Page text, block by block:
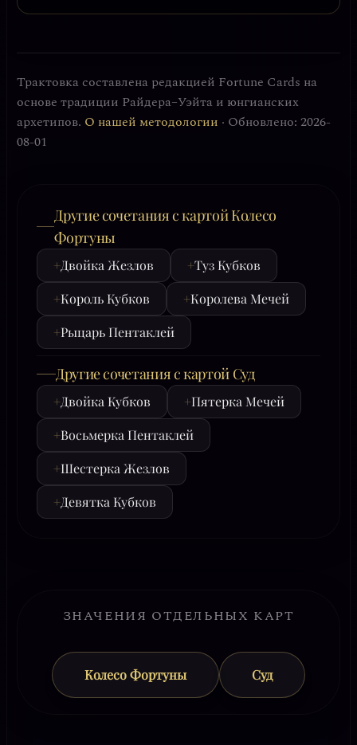
Трактовка составлена редакцией Fortune Cards на
основе традиции Райдера–Уэйта и юнгианских
архетипов. О нашей методологии · Обновлено: 2026-
08-01
Другие сочетания с картой Колесо
Фортуны
+Двойка Жезлов +Туз Кубков
+Король Кубков +Королева Мечей
+Рыцарь Пентаклей
Другие сочетания с картой Суд
+Двойка Кубков +Пятерка Мечей
+Восьмерка Пентаклей
+Шестерка Жезлов
+Девятка Кубков
ЗНАЧЕНИЯ ОТДЕЛЬНЫХ КАРТ
Колесо Фортуны Суд